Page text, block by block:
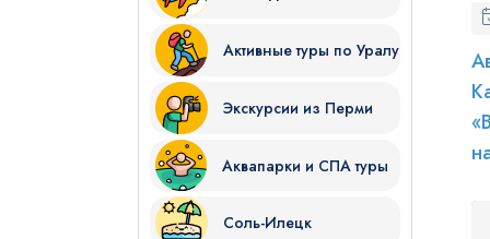
Активные туры по Уралу
Экскурсии из Перми
Аквапарки и СПА туры
Соль-Илецк